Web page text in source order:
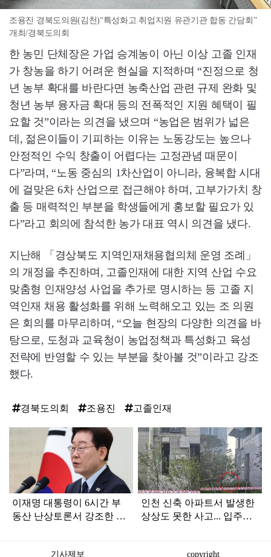
조용진 경북도의원(김천)“특성화고 취업지원 유관기관 합동 간담회”
개최/경북도의회
한 농민 단체장은 가업 승계농이 아닌 이상 고졸 인재
가 창농을 하기 어려운 현실을 지적하며 “진정으로 청
년 농부 확대를 바란다면 농축산업 관련 규제 완화 및
청년 농부 융자금 확대 등의 전폭적인 지원 혜택이 필
요할 것”이라는 의견을 냈으며 “농업은 범위가 넓은
데, 젊은이들이 기피하는 이유는 노동강도는 높으나
안정적인 수익 창출이 어렵다는 고정관념 때문이
다”라며, “노동 중심의 1차산업이 아니라, 융복합 시대
에 걸맞은 6차 산업으로 접근해야 하며, 고부가가치 창
출 등 매력적인 부분을 학생들에게 홍보할 필요가 있
다”라고 회의에 참석한 농가 대표 역시 의견을 냈다.
지난해 「경상북도 지역인재채용협의체 운영 조례」
의 개정을 추진하며, 고졸인재에 대한 지역 산업 수요
맞춤형 인재양성 사업을 추가로 명시하는 등 고졸 지
역인재 채용 활성화를 위해 노력해오고 있는 조 의원
은 회의를 마무리하며, “오늘 현장의 다양한 의견을 바
탕으로, 도청과 교육청이 농업정책과 특성화고 육성
전략에 반영할 수 있는 부분을 찾아볼 것”이라고 강조
했다.
경북도의회 조용진 고졸인재
이재명 대통령이 6시간 부
동산 난상토론서 강조한 내
인천 신축 아파트서 발생한
상상도 못한 사고... 입주민
기사제보 copyright